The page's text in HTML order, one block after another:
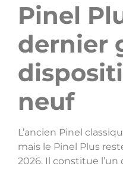
Pinel
dernier
neuf
L’ancien Pinel
mais le Pinel Plus
2026. Il constitue